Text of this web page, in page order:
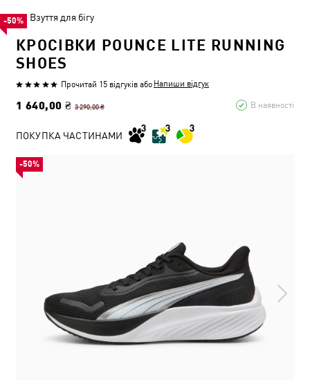
Взуття для бігу
КРОСІВКИ POUNCE LITE RUNNING
SHOES
Прочитай 15 відгуків або Напиши відгук
1 640,00 ₴ 3 290,00 ₴ В наявності
-50%
ПОКУПКА ЧАСТИНАМИ
-50%